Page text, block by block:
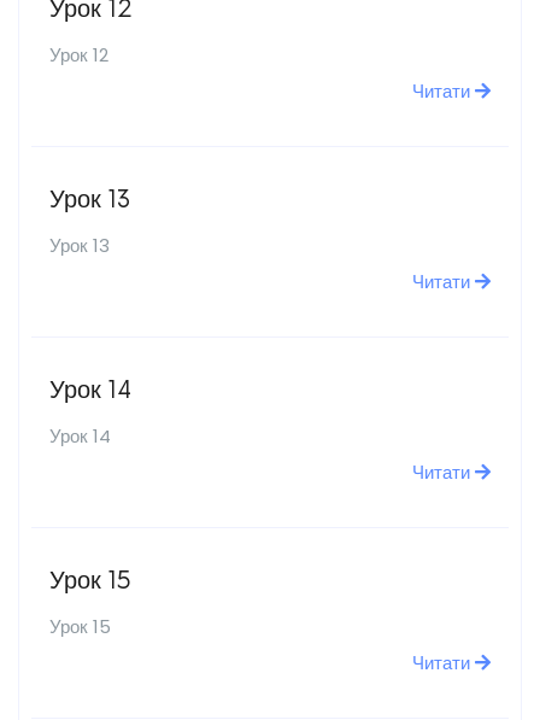
Урок 12
Урок 12
Читати
Урок 13
Урок 13
Читати
Урок 14
Урок 14
Читати
Урок 15
Урок 15
Читати